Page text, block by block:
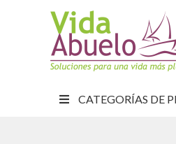
CATEGORÍAS DE